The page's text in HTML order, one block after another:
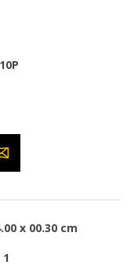
x 00.30 cm
1